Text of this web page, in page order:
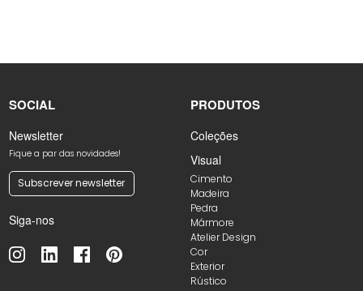
SOCIAL
Newsletter
Fique a par das novidades!
Subscrever newsletter
Siga-nos
PRODUTOS
Coleções
Visual
Cimento
Madeira
Pedra
Mármore
Atelier Design
Cor
Exterior
Rústico